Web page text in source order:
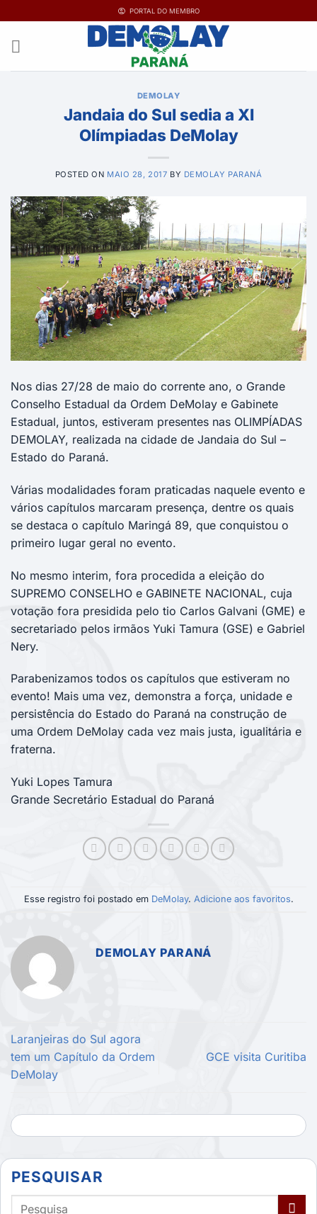
para
PORTAL DO MEMBRO
DEMOLAY
Jandaia do Sul sedia a XI
Olímpiadas DeMolay
POSTED ON MAIO 28, 2017 BY DEMOLAY PARANÁ
Nos dias 27/28 de maio do corrente ano, o Grande
Conselho Estadual da Ordem DeMolay e Gabinete
Estadual, juntos, estiveram presentes nas OLIMPÍADAS
DEMOLAY, realizada na cidade de Jandaia do Sul –
Estado do Paraná.
Várias modalidades foram praticadas naquele evento e
vários capítulos marcaram presença, dentre os quais
se destaca o capítulo Maringá 89, que conquistou o
primeiro lugar geral no evento.
No mesmo interim, fora procedida a eleição do
SUPREMO CONSELHO e GABINETE NACIONAL, cuja
votação fora presidida pelo tio Carlos Galvani (GME) e
secretariado pelos irmãos Yuki Tamura (GSE) e Gabriel
Nery.
Parabenizamos todos os capítulos que estiveram no
evento! Mais uma vez, demonstra a força, unidade e
persistência do Estado do Paraná na construção de
uma Ordem DeMolay cada vez mais justa, igualitária e
fraterna.
Yuki Lopes Tamura
Grande Secretário Estadual do Paraná
Esse registro foi postado em DeMolay. Adicione aos favoritos.
DEMOLAY PARANÁ
Laranjeiras do Sul agora
tem um Capítulo da Ordem
DeMolay
GCE visita Curitiba
PESQUISAR